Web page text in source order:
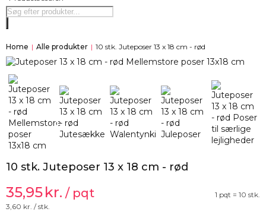
Home | Alle produkter | 10 stk. Juteposer 13 x 18 cm - rød
10 stk. Juteposer 13 x 18 cm - rød
35,95kr. / pqt
1 pqt = 10 stk.
3,60 kr. / stk.